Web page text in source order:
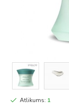
Atlikums: 1